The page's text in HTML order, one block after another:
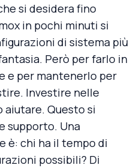
si desidera fino
in pochi minuti si
di sistema più
Però per farlo in
e per mantenerlo per
Investire nelle
aiutare. Questo si
supporto. Una
è: chi ha il tempo di
possibili? Di